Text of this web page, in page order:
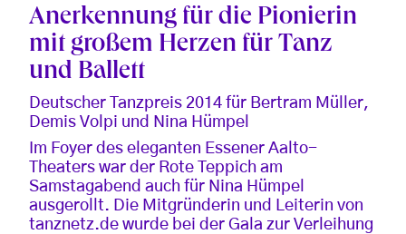
Anerkennung für die Pionierin
mit großem Herzen für Tanz
und Ballett
Deutscher Tanzpreis 2014 für Bertram Müller,
Demis Volpi und Nina Hümpel
Im Foyer des eleganten Essener Aalto-
Theaters war der Rote Teppich am
Samstagabend auch für Nina Hümpel
ausgerollt. Die Mitgründerin und Leiterin von
tanznetz.de wurde bei der Gala zur Verleihung